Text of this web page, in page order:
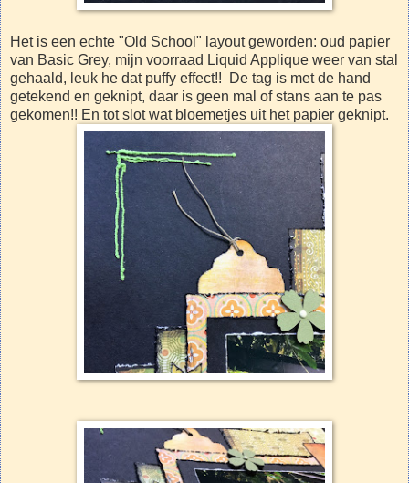
Het is een echte "Old School" layout geworden: oud papier
van Basic Grey, mijn voorraad Liquid Applique weer van stal
gehaald, leuk he dat puffy effect!! De tag is met de hand
getekend en geknipt, daar is geen mal of stans aan te pas
gekomen!! En tot slot wat bloemetjes uit het papier geknipt.